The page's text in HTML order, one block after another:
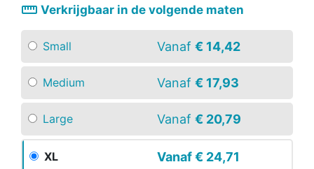
straighten Verkrijgbaar in de volgende maten
Small Vanaf € 14,42
Medium Vanaf € 17,93
Large Vanaf € 20,79
XL Vanaf€ 24,71